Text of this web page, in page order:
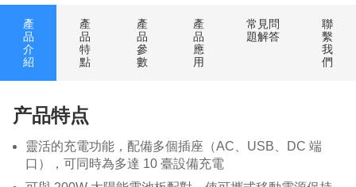
產
品
介
紹
產
品
特
點
產
品
參
數
產
品
應
用
常見問
題解答
聯
繫
我
們
产品特点
靈活的充電功能，配備多個插座（AC、USB、DC 端
口），可同時為多達 10 臺設備充電